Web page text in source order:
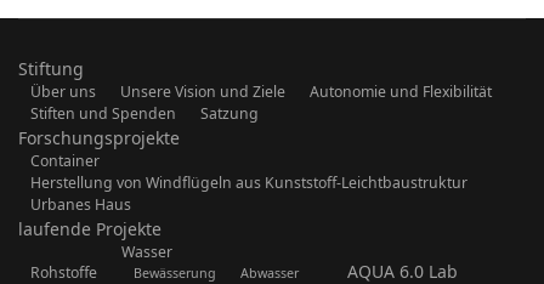
Stiftung
Über uns Unsere Vision und Ziele
Autonomie und Flexibilität
Stiften und Spenden
Satzung
Forschungsprojekte
Container
Herstellung von Windflügeln aus Kunststoff-Leichtbaustruktur
Urbanes Haus
laufende Projekte
Rohstoffe
Wasser
Bewässerung Abwasser
AQUA 6.0 Lab